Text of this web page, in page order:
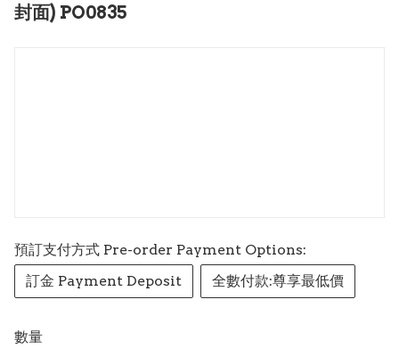
封面) PO0835
預訂支付方式 Pre-order Payment Options:
訂金 Payment Deposit
全數付款:尊享最低價
數量